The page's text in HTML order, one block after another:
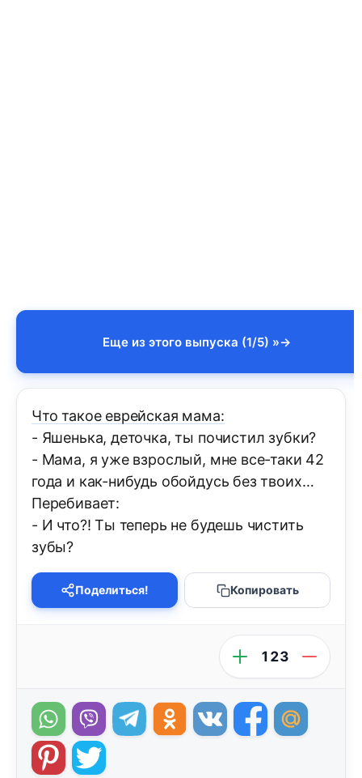
Еще из этого выпуска (1/5) »
Что такое еврейская мама:
- Яшенька, деточка, ты почистил зубки?
- Мама, я уже взрослый, мне все-таки 42
года и как-нибудь обойдусь без твоих…
Перебивает:
- И что?! Ты теперь не будешь чистить
зубы?
Поделиться! Копировать
123